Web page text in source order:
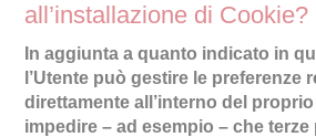
all’installazione di Cookie?
In aggiunta a quanto indicato in
l’Utente può gestire le preferenze
direttamente all’interno del
impedire – ad esempio – che